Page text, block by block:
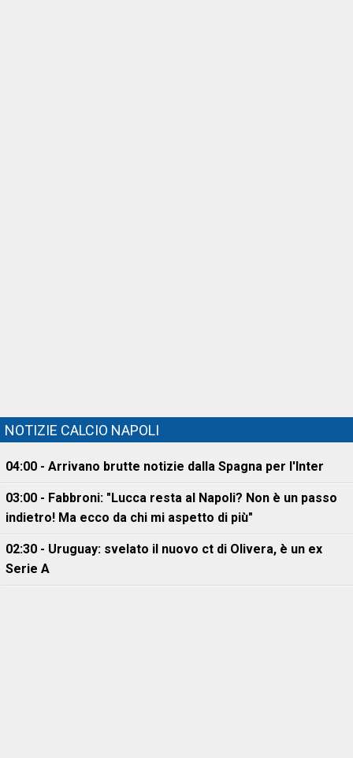
NOTIZIE CALCIO NAPOLI
04:00 - Arrivano brutte notizie dalla Spagna per l'Inter
03:00 - Fabbroni: "Lucca resta al Napoli? Non è un passo
indietro! Ma ecco da chi mi aspetto di più"
02:30 - Uruguay: svelato il nuovo ct di Olivera, è un ex
Serie A